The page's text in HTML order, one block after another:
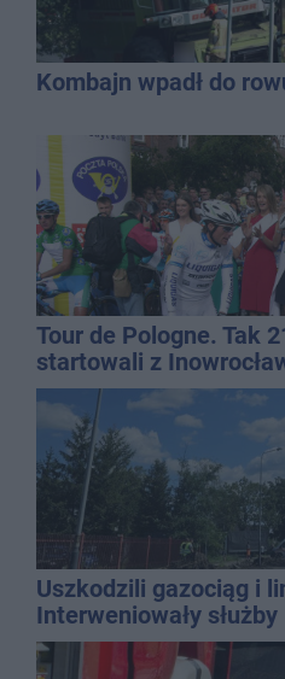
Kombajn wpadł do
Tour de Pologne. Tak
startowali z
Uszkodzili gazociąg i
Interweniowały służby